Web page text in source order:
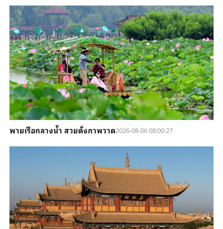
พายเรือกลางน้ำ สวยดั่งภาพวาด2026-08-06 08:00:27